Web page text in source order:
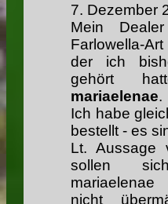
7. Dezember
Mein
Farlowella-
der ich
gehört
mariaelenae.
Ich habe
bestellt - es
Lt. Aussage
sollen
nicht